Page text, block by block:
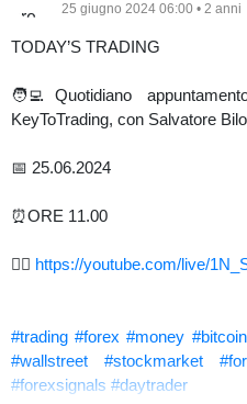
25 giugno 2024 06:00 • 2 anni
TODAY’S TRADING
🧑‍💻Quotidiano
KeyToTrading, con Salvatore
📅 25.06.2024
⏰ORE 11.00
👉🏻 https://youtube.com/live/
#trading #forex #money #bitcoin
#wallstreet
#stockmarket
#forexsignals #daytrader